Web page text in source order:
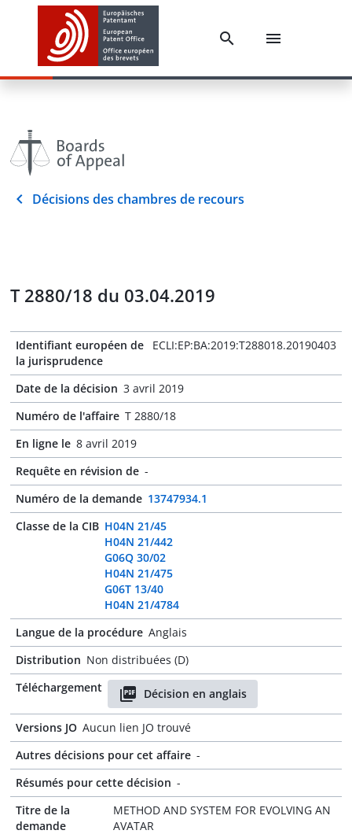
Décisions des chambres de recours
T 2880/18 du 03.04.2019
Identifiant européen de
la jurisprudence
ECLI:EP:BA:2019:T288018.20190403
Date de la décision 3 avril 2019
Numéro de l'affaire T 2880/18
En ligne le 8 avril 2019
Requête en révision de -
Numéro de la demande 13747934.1
Classe de la CIB H04N 21/45
H04N 21/442
G06Q 30/02
H04N 21/475
G06T 13/40
H04N 21/4784
Langue de la procédure Anglais
Distribution Non distribuées (D)
Téléchargement
Décision en anglais
Versions JO Aucun lien JO trouvé
Autres décisions pour cet affaire -
Résumés pour cette décision -
Titre de la
demande
METHOD AND SYSTEM FOR EVOLVING AN
AVATAR